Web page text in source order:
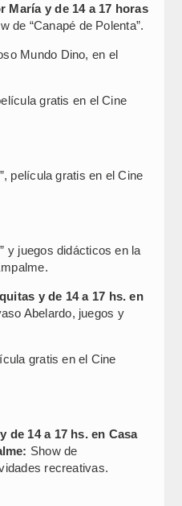
María y de 14 a 17 horas
de “Canapé de Polenta”.
Mundo Dino, en el
gratis en el Cine
película gratis en el Cine
y juegos didácticos en la
y de 14 a 17 hs. en
Abelardo, juegos y
gratis en el Cine
de 14 a 17 hs. en Casa
Show de
recreativas.